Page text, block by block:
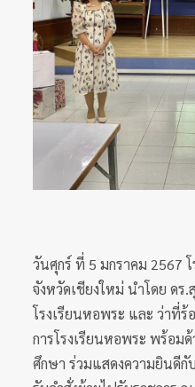
วันศุกร์ ที่ 5 มกราคม 2567
จังหวัดเชียงใหม่ นำโดย ดร
โรงเรียนหอพระ และ ว่าที่
การโรงเรียนหอพระ พร้อม
ศึกษา ร่วมแสดงความยินดี